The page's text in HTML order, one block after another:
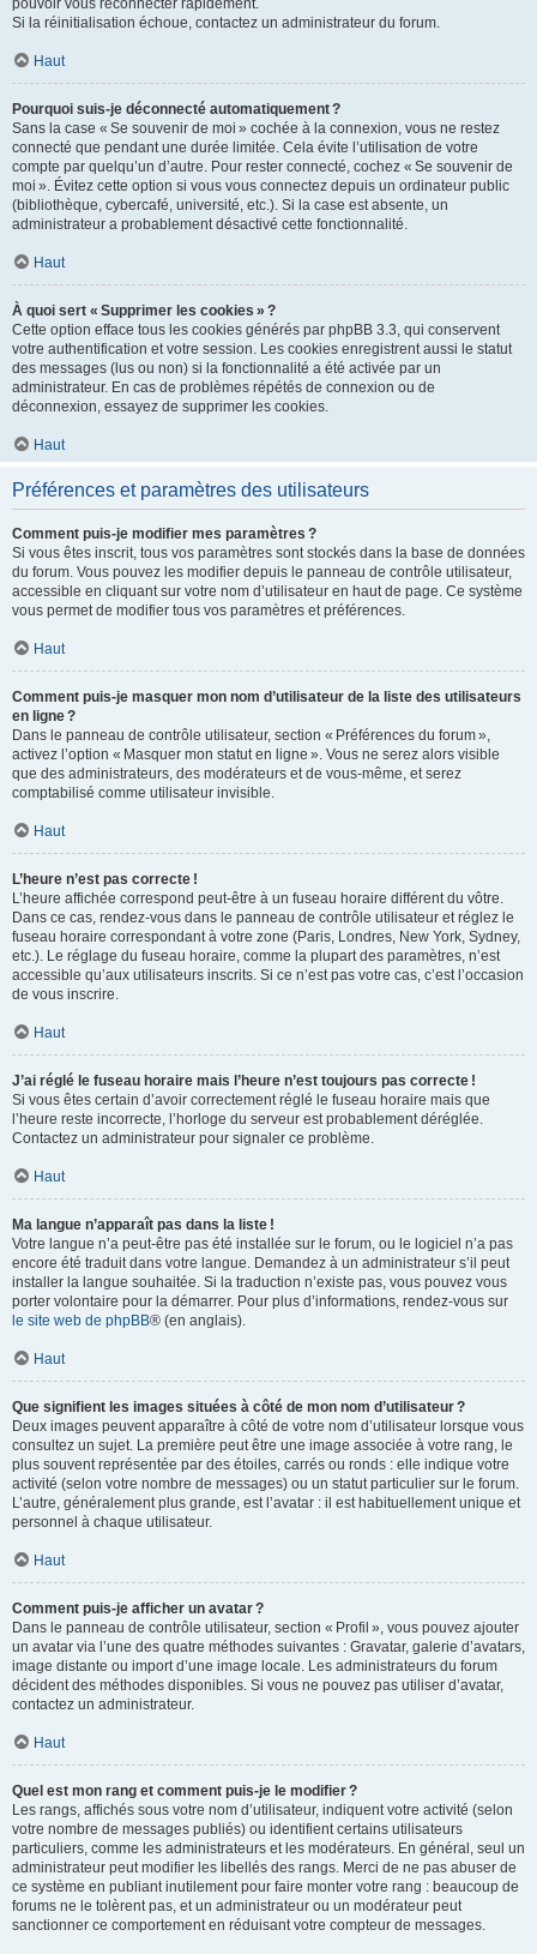
pouvoir vous reconnecter rapidement.
Si la réinitialisation échoue, contactez un administrateur du forum.
Haut
Pourquoi suis-je déconnecté automatiquement ?
Sans la case « Se souvenir de moi » cochée à la connexion, vous ne restez
connecté que pendant une durée limitée. Cela évite l’utilisation de votre
compte par quelqu’un d’autre. Pour rester connecté, cochez « Se souvenir de
moi ». Évitez cette option si vous vous connectez depuis un ordinateur public
(bibliothèque, cybercafé, université, etc.). Si la case est absente, un
administrateur a probablement désactivé cette fonctionnalité.
Haut
À quoi sert « Supprimer les cookies » ?
Cette option efface tous les cookies générés par phpBB 3.3, qui conservent
votre authentification et votre session. Les cookies enregistrent aussi le statut
des messages (lus ou non) si la fonctionnalité a été activée par un
administrateur. En cas de problèmes répétés de connexion ou de
déconnexion, essayez de supprimer les cookies.
Haut
Préférences et paramètres des utilisateurs
Comment puis-je modifier mes paramètres ?
Si vous êtes inscrit, tous vos paramètres sont stockés dans la base de données
du forum. Vous pouvez les modifier depuis le panneau de contrôle utilisateur,
accessible en cliquant sur votre nom d’utilisateur en haut de page. Ce système
vous permet de modifier tous vos paramètres et préférences.
Haut
Comment puis-je masquer mon nom d’utilisateur de la liste des utilisateurs
en ligne ?
Dans le panneau de contrôle utilisateur, section « Préférences du forum »,
activez l’option « Masquer mon statut en ligne ». Vous ne serez alors visible
que des administrateurs, des modérateurs et de vous-même, et serez
comptabilisé comme utilisateur invisible.
Haut
L’heure n’est pas correcte !
L’heure affichée correspond peut-être à un fuseau horaire différent du vôtre.
Dans ce cas, rendez-vous dans le panneau de contrôle utilisateur et réglez le
fuseau horaire correspondant à votre zone (Paris, Londres, New York, Sydney,
etc.). Le réglage du fuseau horaire, comme la plupart des paramètres, n’est
accessible qu’aux utilisateurs inscrits. Si ce n’est pas votre cas, c’est l’occasion
de vous inscrire.
Haut
J’ai réglé le fuseau horaire mais l’heure n’est toujours pas correcte !
Si vous êtes certain d’avoir correctement réglé le fuseau horaire mais que
l’heure reste incorrecte, l’horloge du serveur est probablement déréglée.
Contactez un administrateur pour signaler ce problème.
Haut
Ma langue n’apparaît pas dans la liste !
Votre langue n’a peut-être pas été installée sur le forum, ou le logiciel n’a pas
encore été traduit dans votre langue. Demandez à un administrateur s’il peut
installer la langue souhaitée. Si la traduction n’existe pas, vous pouvez vous
porter volontaire pour la démarrer. Pour plus d’informations, rendez-vous sur
le site web de phpBB® (en anglais).
Haut
Que signifient les images situées à côté de mon nom d’utilisateur ?
Deux images peuvent apparaître à côté de votre nom d’utilisateur lorsque vous
consultez un sujet. La première peut être une image associée à votre rang, le
plus souvent représentée par des étoiles, carrés ou ronds : elle indique votre
activité (selon votre nombre de messages) ou un statut particulier sur le forum.
L’autre, généralement plus grande, est l’avatar : il est habituellement unique et
personnel à chaque utilisateur.
Haut
Comment puis-je afficher un avatar ?
Dans le panneau de contrôle utilisateur, section « Profil », vous pouvez ajouter
un avatar via l’une des quatre méthodes suivantes : Gravatar, galerie d’avatars,
image distante ou import d’une image locale. Les administrateurs du forum
décident des méthodes disponibles. Si vous ne pouvez pas utiliser d’avatar,
contactez un administrateur.
Haut
Quel est mon rang et comment puis-je le modifier ?
Les rangs, affichés sous votre nom d’utilisateur, indiquent votre activité (selon
votre nombre de messages publiés) ou identifient certains utilisateurs
particuliers, comme les administrateurs et les modérateurs. En général, seul un
administrateur peut modifier les libellés des rangs. Merci de ne pas abuser de
ce système en publiant inutilement pour faire monter votre rang : beaucoup de
forums ne le tolèrent pas, et un administrateur ou un modérateur peut
sanctionner ce comportement en réduisant votre compteur de messages.